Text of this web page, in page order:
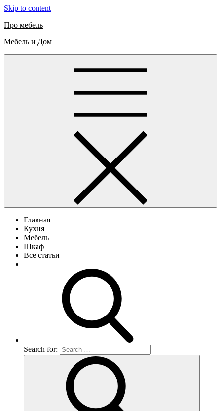
Skip to content
Про мебель
Мебель и Дом
Главная
Кухня
Мебель
Шкаф
Все статьи
Search for: